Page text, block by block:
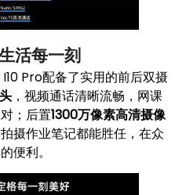
活每一刻
Pro配备了实用的前后双摄
，视频通话清晰流畅，网课
；后置1300万像素高清摄像
摄作业笔记都能胜任，在众
便利。